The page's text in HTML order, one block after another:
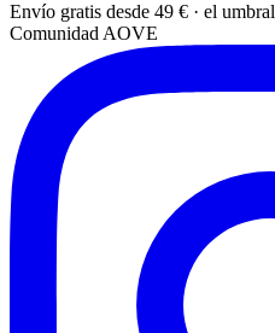
Envío gratis desde 49 € · el
Comunidad AOVE